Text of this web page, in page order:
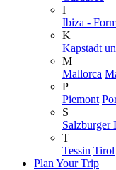
I
Ibiza -
K
Kapstadt
M
Mallorca
P
Piemont
S
Salzburger
T
Tessin Tirol
Plan Your Trip